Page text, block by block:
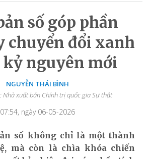
số góp phần
chuyển đổi xanh
nguyên mới
NGUYỄN THÁI BÌNH
Nhà xuất bản Chính trị quốc gia Sự thật
07:54, ngày 06-05-2026
số không chỉ là một thành
mà còn là chìa khóa chiến